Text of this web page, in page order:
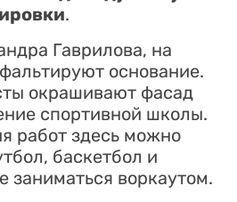
.
Гаврилова, на
основание.
окрашивают фасад
спортивной школы.
работ здесь можно
баскетбол и
заниматься воркаутом.